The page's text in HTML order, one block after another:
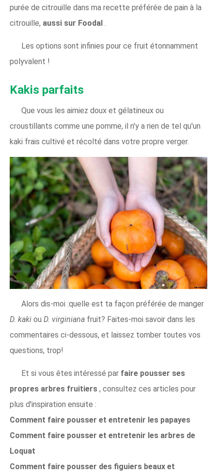
purée de citrouille dans ma recette préférée de pain à la
citrouille, aussi sur Foodal .
Les options sont infinies pour ce fruit étonnamment
polyvalent !
Kakis parfaits
Que vous les aimiez doux et gélatineux ou
croustillants comme une pomme, il n'y a rien de tel qu'un
kaki frais cultivé et récolté dans votre propre verger.
Alors dis-moi :quelle est ta façon préférée de manger
D. kaki ou D. virginiana fruit? Faites-moi savoir dans les
commentaires ci-dessous, et laissez tomber toutes vos
questions, trop!
Et si vous êtes intéressé par faire pousser ses
propres arbres fruitiers , consultez ces articles pour
plus d'inspiration ensuite :
Comment faire pousser et entretenir les papayes
Comment faire pousser et entretenir les arbres de
Loquat
Comment faire pousser des figuiers beaux et